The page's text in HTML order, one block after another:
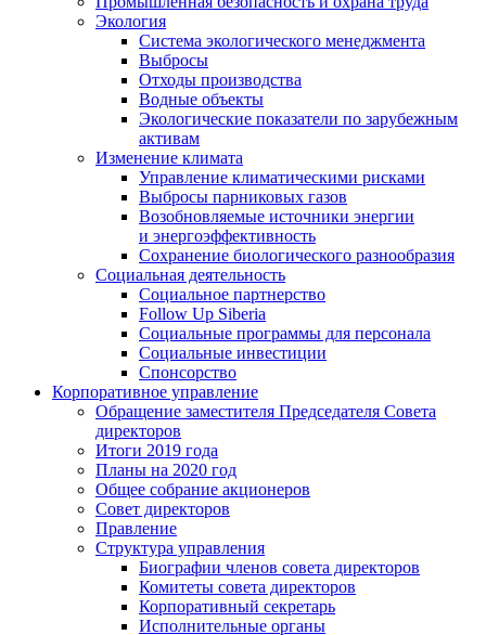
Экология
Система экологического менеджмента
Выбросы
Отходы производства
Водные объекты
Экологические показатели по зарубежным
активам
Изменение климата
Управление климатическими рисками
Выбросы парниковых газов
Возобновляемые источники энергии
и энергоэффективность
Сохранение биологического разнообразия
Социальная деятельность
Социальное партнерство
Follow Up Siberia
Социальные программы для персонала
Социальные инвестиции
Спонсорство
Корпоративное управление
Обращение заместителя Председателя Совета
директоров
Итоги 2019 года
Планы на 2020 год
Общее собрание акционеров
Совет директоров
Правление
Структура управления
Биографии членов совета директоров
Комитеты совета директоров
Корпоративный секретарь
Исполнительные органы